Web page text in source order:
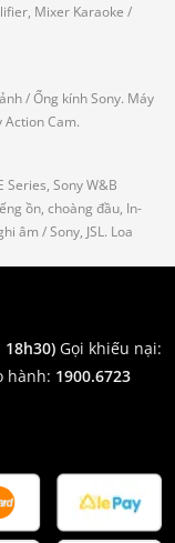
Mixer Karaoke /
/ Ống kính Sony. Máy
Action Cam.
Series, Sony W&B
ồn, choàng đầu, In-
âm / Sony, JSL. Loa
18h30) Gọi khiếu nại:
hành: 1900.6723